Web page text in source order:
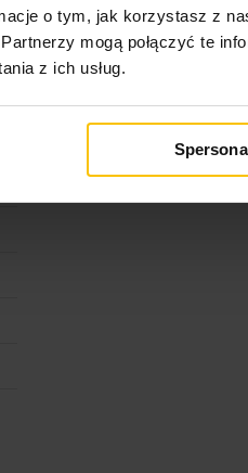
o tym, jak korzystasz z
mogą połączyć te
z ich usług.